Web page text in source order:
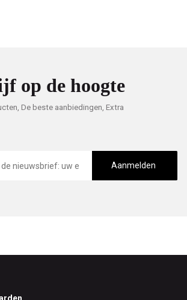
op de hoogte
De beste aanbiedingen, Extra
Aanmelden